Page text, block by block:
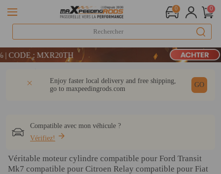
0 0
LIVRAISON GRATUITE À DOMICILE - FR
: MXR20TH
LIVRAISON GRATUITE À DOMICILE - FR
Enjoy faster local delivery and free shipping,
go to maxpeedingrods.com
GO
Compatible avec mon véhicule ?
Vérifiez!
Véritable moteur cylindre compatible pour Ford Transit
Mk7 compatible pour Citroen Relay compatible pour Fiat